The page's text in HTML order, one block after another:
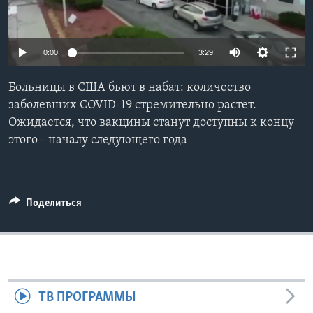
Learning English
Языки
0:00 3:29
Больницы в США бьют в набат: количество
заболевших COVID-19 стремительно растет.
Ожидается, что вакцины станут доступны к концу
этого - началу следующего года
Поделиться
ТВ ПРОГРАММЫ